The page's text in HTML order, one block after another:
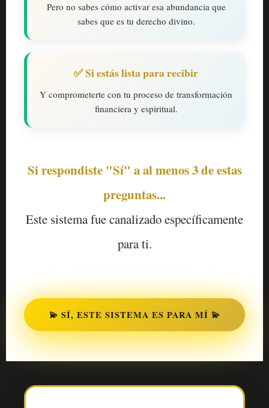
Pero no sabes cómo activar esa abundancia que
sabes que es tu derecho divino.
✅ Si estás lista para recibir
Y comprometerte con tu proceso de transformación
financiera y espiritual.
Si respondiste "Sí" a al menos 3 de estas
preguntas...
Este sistema fue canalizado específicamente
para ti.
💫 SÍ, ESTE SISTEMA ES PARA MÍ 💫